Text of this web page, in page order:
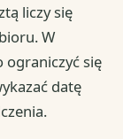
liczy się
W
się
datę